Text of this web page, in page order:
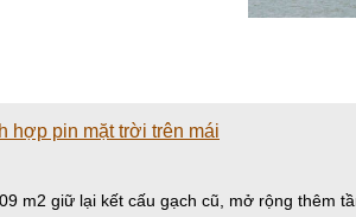
hợp pin mặt trời trên mái
m2 giữ lại kết cấu gạch cũ, mở rộng thêm